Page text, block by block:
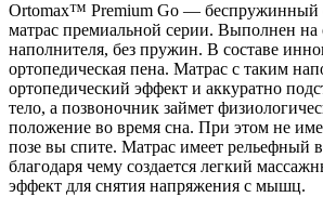
Ortomax™ Premium Go — беспружинный
матрас премиальной серии. Выполнен на
наполнителя, без пружин. В составе
ортопедическая пена. Матрас с таким
ортопедический эффект и аккуратно
тело, а позвоночник займет
положение во время сна. При этом не
позе вы спите. Матрас имеет рельефный
благодаря чему создается легкий
эффект для снятия напряжения с мышц.